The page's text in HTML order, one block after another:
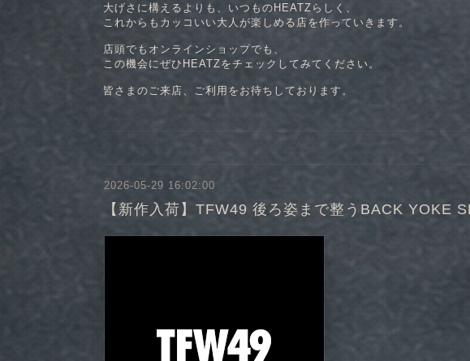
大げさに構えるよりも、いつものHEATZらしく、
これからもカッコいい大人が楽しめる店を作っていきます。
店頭でもオンラインショップでも、
この機会にぜひHEATZをチェックしてみてください。
皆さまのご来店、ご利用をお待ちしております。
2026-05-29 16:02:00
【新作入荷】TFW49 後ろ姿まで整うBACK YOKE